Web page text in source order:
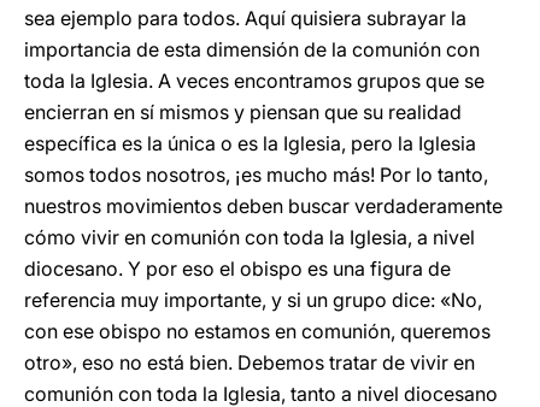
sea ejemplo para todos. Aquí quisiera subrayar la
importancia de esta dimensión de la comunión con
toda la Iglesia. A veces encontramos grupos que se
encierran en sí mismos y piensan que su realidad
específica es la única o es la Iglesia, pero la Iglesia
somos todos nosotros, ¡es mucho más! Por lo tanto,
nuestros movimientos deben buscar verdaderamente
cómo vivir en comunión con toda la Iglesia, a nivel
diocesano. Y por eso el obispo es una figura de
referencia muy importante, y si un grupo dice: «No,
con ese obispo no estamos en comunión, queremos
otro», eso no está bien. Debemos tratar de vivir en
comunión con toda la Iglesia, tanto a nivel diocesano